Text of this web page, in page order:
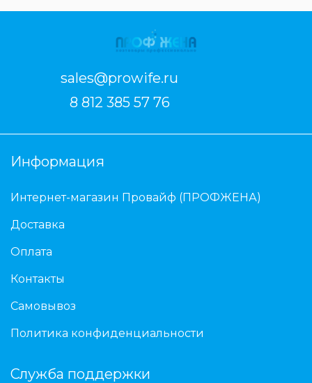
sales@prowife.ru
8 812 385 57 76
Информация
Интернет-магазин Провайф (ПРОФЖЕНА)
Доставка
Оплата
Контакты
Самовывоз
Политика конфиденциальности
Служба поддержки